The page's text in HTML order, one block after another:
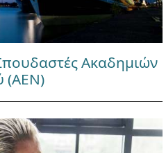
Ακαδημιών
(ΑΕΝ)